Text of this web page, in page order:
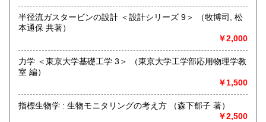
※お送り頂く場合は必ず事前にご連絡下さいませ。
取り扱い分野
【地球科学(地質・鉱物)・天文学・動物学・植物学・その他
自然科学】
半径流ガスタービンの設計 ＜設計シリーズ 9＞ （牧博司, 松
本通保 共著）
￥2,000
力学 ＜東京大学基礎工学 3＞ （東京大学工学部応用物理学教
室 編）
￥1,500
指標生物学 : 生物モニタリングの考え方 （森下郁子 著）
￥2,500